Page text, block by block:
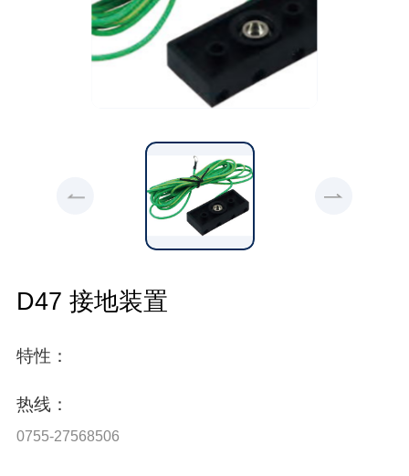
D47 接地装置
特性：
热线：
0755-27568506